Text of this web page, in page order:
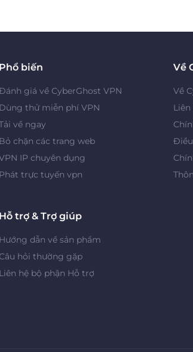
Phổ biến
giá về CyberGhost VPN
Dùng thử miễn phí VPN
về ngay
Bỏ chặn các trang web
IP chuyên dụng
Phát trực tuyến vpn
Về
Về
Liên
Hỗ trợ & Trợ giúp
Hướng dẫn về sản phẩm
Câu hỏi thường gặp
Liên hệ bộ phận Hỗ trợ